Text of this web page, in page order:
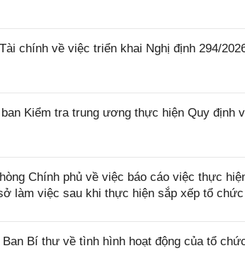
chính về việc triển khai Nghị định 294/
Kiểm tra trung ương thực hiện Quy định
Chính phủ về việc báo cáo việc thực
làm việc sau khi thực hiện sắp xếp tổ
Bí thư về tình hình hoạt động của tổ